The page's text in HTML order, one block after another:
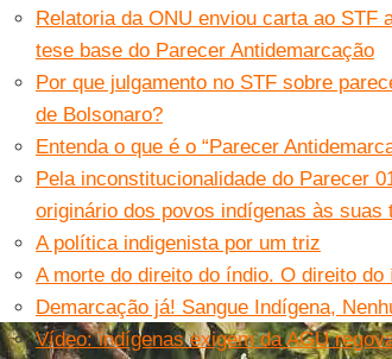
Relatoria da ONU enviou carta ao STF
tese base do Parecer Antidemarcação
Por que julgamento no STF sobre
de Bolsonaro?
Entenda o que é o “Parecer
Pela inconstitucionalidade do Parecer
originário dos povos indígenas às suas
A política indigenista por um triz
A morte do direito do índio. O direito
Demarcação já! Sangue Indígena,
Vídeo: indígenas exigem da AGU